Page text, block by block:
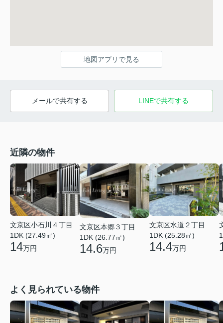
地図アプリで見る
メールで共有する LINEで共有する
近隣の物件
文京区小石川４丁目
1DK (27.49㎡)
14万円
文京区本郷３丁目
1DK (26.77㎡)
14.6万円
文京区水道２丁目
1DK (25.28㎡)
14.4万円
よく見られている物件